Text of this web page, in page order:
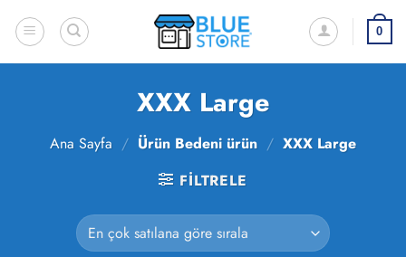
atla
0
XXX Large
Ana Sayfa / Ürün Bedeni ürün / XXX Large
FILTRELE